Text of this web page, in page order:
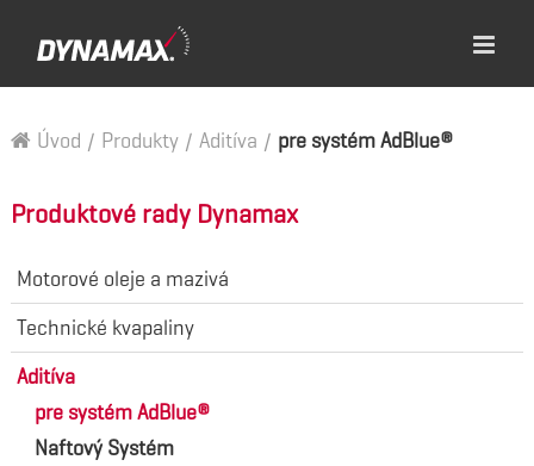
Úvod / Produkty / Aditíva / pre systém AdBlue®
Produktové rady Dynamax
Motorové oleje a mazivá
Technické kvapaliny
Aditíva
pre systém AdBlue®
Naftový Systém